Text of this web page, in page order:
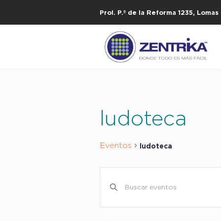
Prol. P.º de la Reforma 1235,
ludoteca
Eventos ludoteca
DE
BÚSQUEDA